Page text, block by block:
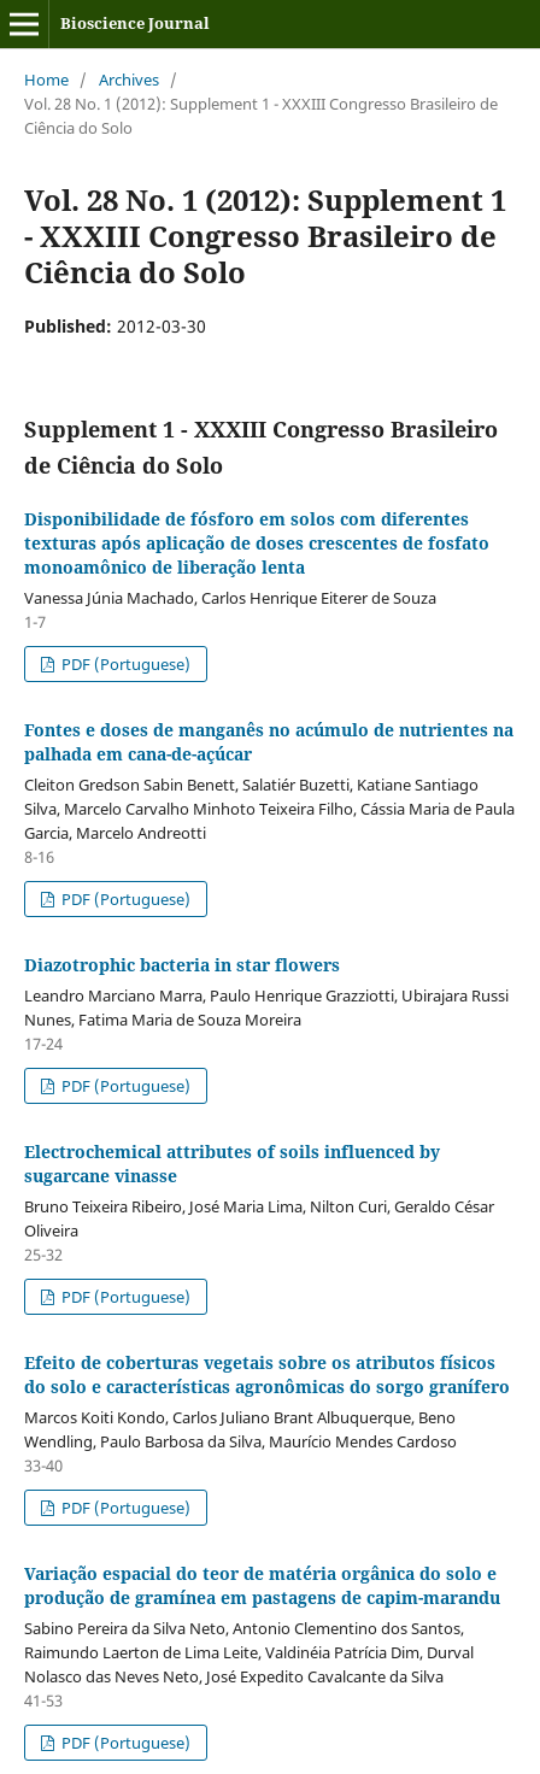
Bioscience Journal
Home / Archives /
Vol. 28 No. 1 (2012): Supplement 1 - XXXIII Congresso Brasileiro de
Ciência do Solo
Vol. 28 No. 1 (2012): Supplement 1
- XXXIII Congresso Brasileiro de
Ciência do Solo
Published: 2012-03-30
Supplement 1 - XXXIII Congresso Brasileiro
de Ciência do Solo
Disponibilidade de fósforo em solos com diferentes
texturas após aplicação de doses crescentes de fosfato
monoamônico de liberação lenta
Vanessa Júnia Machado, Carlos Henrique Eiterer de Souza
1-7
PDF (Portuguese)
Fontes e doses de manganês no acúmulo de nutrientes na
palhada em cana-de-açúcar
Cleiton Gredson Sabin Benett, Salatiér Buzetti, Katiane Santiago
Silva, Marcelo Carvalho Minhoto Teixeira Filho, Cássia Maria de Paula
Garcia, Marcelo Andreotti
8-16
PDF (Portuguese)
Diazotrophic bacteria in star flowers
Leandro Marciano Marra, Paulo Henrique Grazziotti, Ubirajara Russi
Nunes, Fatima Maria de Souza Moreira
17-24
PDF (Portuguese)
Electrochemical attributes of soils influenced by
sugarcane vinasse
Bruno Teixeira Ribeiro, José Maria Lima, Nilton Curi, Geraldo César
Oliveira
25-32
PDF (Portuguese)
Efeito de coberturas vegetais sobre os atributos físicos
do solo e características agronômicas do sorgo granífero
Marcos Koiti Kondo, Carlos Juliano Brant Albuquerque, Beno
Wendling, Paulo Barbosa da Silva, Maurício Mendes Cardoso
33-40
PDF (Portuguese)
Variação espacial do teor de matéria orgânica do solo e
produção de gramínea em pastagens de capim-marandu
Sabino Pereira da Silva Neto, Antonio Clementino dos Santos,
Raimundo Laerton de Lima Leite, Valdinéia Patrícia Dim, Durval
Nolasco das Neves Neto, José Expedito Cavalcante da Silva
41-53
PDF (Portuguese)